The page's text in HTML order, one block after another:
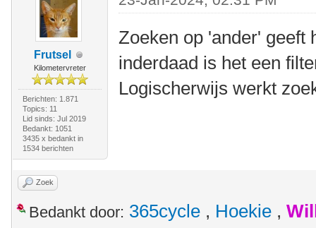
Frutsel
Kilometervreter
Berichten: 1.871
Topics: 11
Lid sinds: Jul 2019
Bedankt: 1051
3435 x bedankt in
1534 berichten
Zoeken op 'ander' geeft
inderdaad is het een
Logischerwijs werkt
Zoek
Bedankt door: 365cycle , Hoekie ,